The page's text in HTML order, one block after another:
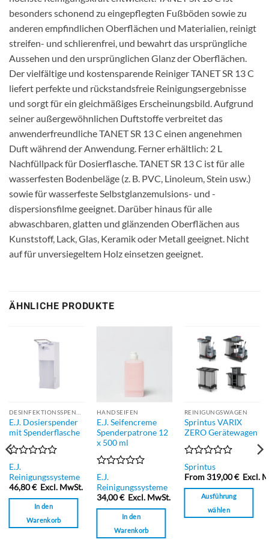
besonders schonend zu eingepflegten Fußböden sowie zu
anderen empfindlichen Oberflächen und Materialien, reinigt
streifen- und schlierenfrei, und bewahrt das ursprüngliche
Aussehen und den ursprünglichen Glanz der Oberflächen.
Der vielfältige und kostensparende Reiniger TANET SR 13 C
liefert perfekte und rückstandsfreie Reinigungsergebnisse
und sorgt für ein gleichmäßiges Erscheinungsbild. Aufgrund
seiner außergewöhnlichen Duftstoffe verbreitet das
anwenderfreundliche TANET SR 13 C einen angenehmen
Duft während der Anwendung. Ferner erhältlich: 2 L
Nachfüllpack für Dosierflasche. TANET SR 13 C ist für alle
wasserfesten Bodenbeläge (z. B. PVC, Linoleum, Stein usw.)
sowie für wasserfeste Selbstglanzemulsions- und -
dispersionsfilme geeignet. Darüber hinaus für alle
abwaschbaren, glatten und glänzenden Oberflächen aus
Kunststoff, Lack, Glas, Keramik oder Metall geeignet. Nicht
auf für unversiegeltem Holz einsetzen geeignet.
ÄHNLICHE PRODUKTE
E.J. Dosierspender
mit Spenderflasche
Bewertet
mit
0
von
5
E.J.
Reinigungssysteme
46,80€ Excl. MwSt.
In den
Warenkorb
HANDSEIFEN
E.J. Seifencreme
Spenderpatrone 12
x 500 ml
Bewertet
mit
0
von
5
E.J.
Reinigungssysteme
34,00€ Excl. MwSt.
In den
Warenkorb
REINIGUNGSWAGEN
Sprintus VARIX
ZERO Gerätewagen
Bewertet
mit
0
Sprintus
From319,00€ Excl.
Ausführung
wählen